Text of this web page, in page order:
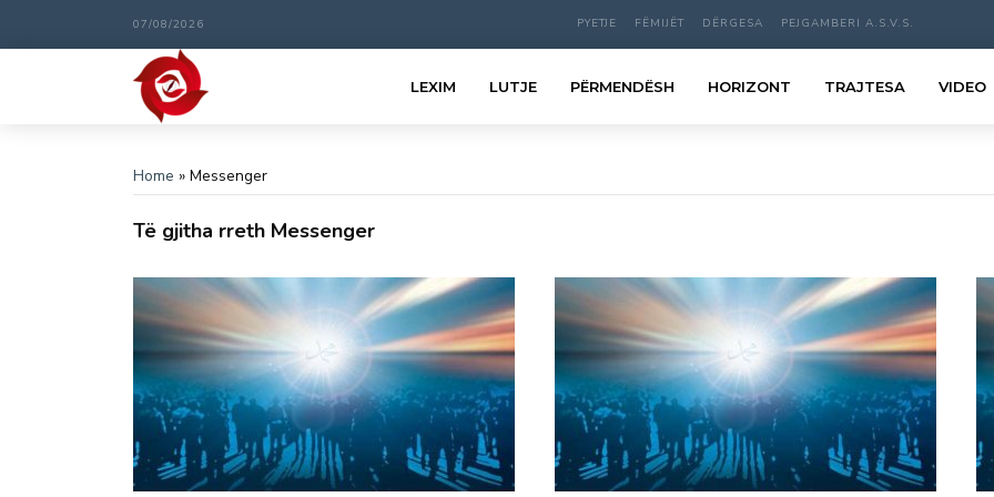
07/08/2026 PYETJE FËMIJËT DËRGESA PEJGAMBERI A.S.V.S.
LEXIM LUTJE PËRMENDËSH HORIZONT TRAJTESA VIDEO
Home » Messenger
Të gjitha rreth Messenger